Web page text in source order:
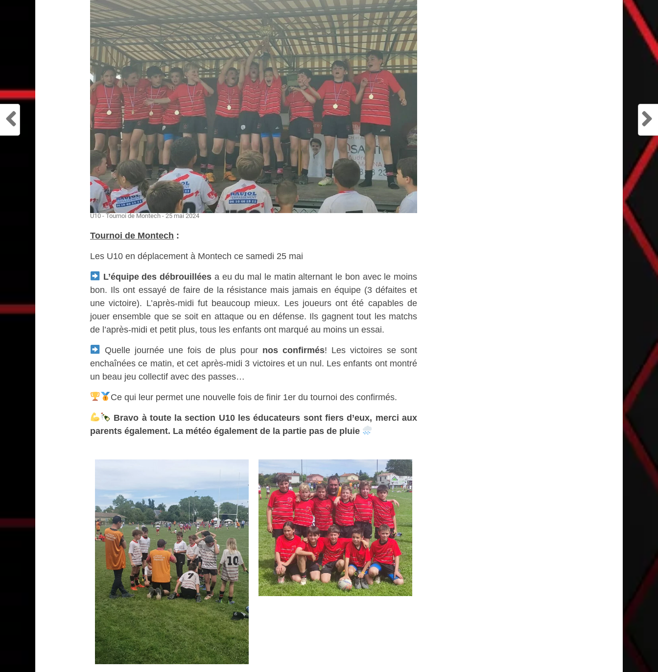
U10 - Tournoi de Montech - 25 mai 2024
Tournoi de Montech :
Les U10 en déplacement à Montech ce samedi 25 mai
L’équipe des débrouillées a eu du mal le matin alternant le bon avec le moins
bon. Ils ont essayé de faire de la résistance mais jamais en équipe (3 défaites et
une victoire). L’après-midi fut beaucoup mieux. Les joueurs ont été capables de
jouer ensemble que se soit en attaque ou en défense. Ils gagnent tout les matchs
de l’après-midi et petit plus, tous les enfants ont marqué au moins un essai.
Quelle journée une fois de plus pour nos confirmés! Les victoires se sont
enchaînées ce matin, et cet après-midi 3 victoires et un nul. Les enfants ont montré
un beau jeu collectif avec des passes…
Ce qui leur permet une nouvelle fois de finir 1er du tournoi des confirmés.
Bravo à toute la section U10 les éducateurs sont fiers d’eux, merci aux
parents également. La météo également de la partie pas de pluie